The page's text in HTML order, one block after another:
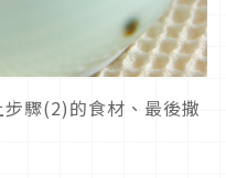
驟(2)的食材、最後撒